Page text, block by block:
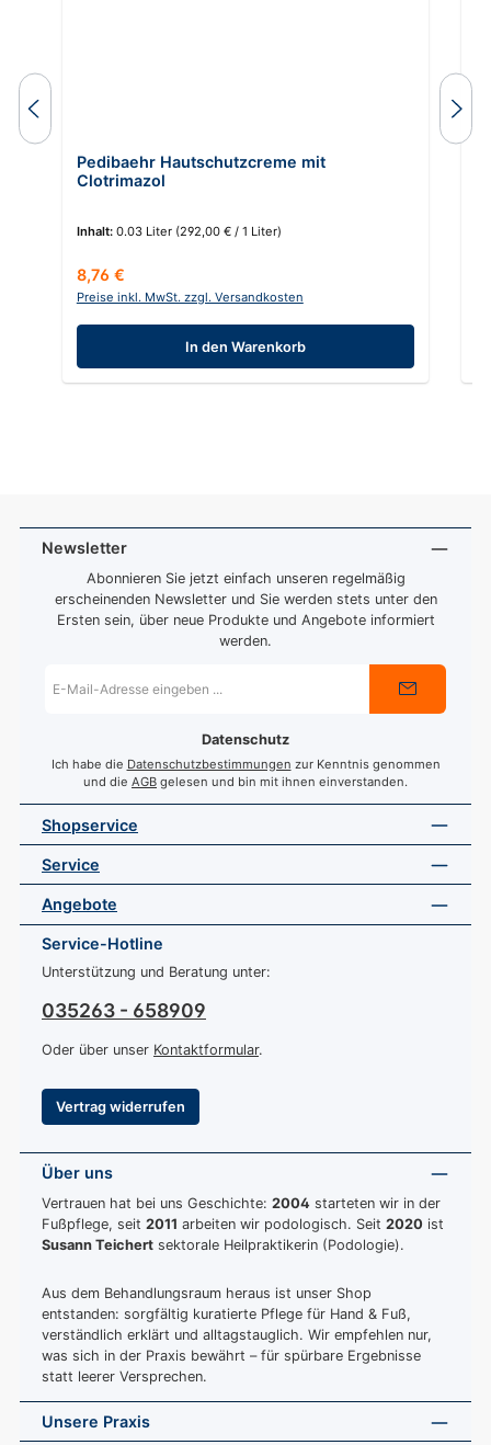
Pedibaehr Hautschutzcreme mit
Clotrimazol
Inhalt: 0.03 Liter (292,00 € / 1 Liter)
Regulärer Preis:
8,76 €
Preise inkl. MwSt. zzgl. Versandkosten
In den Warenkorb
Newsletter
Abonnieren Sie jetzt einfach unseren regelmäßig
erscheinenden Newsletter und Sie werden stets unter den
Ersten sein, über neue Produkte und Angebote informiert
werden.
Mail-
Datenschutz
Ich habe die Datenschutzbestimmungen zur Kenntnis genommen
und die AGB gelesen und bin mit ihnen einverstanden.
Shopservice
Service
Angebote
Service-Hotline
Unterstützung und Beratung unter:
035263 - 658909
Oder über unser Kontaktformular.
Vertrag widerrufen
Über uns
Vertrauen hat bei uns Geschichte: 2004 starteten wir in der
Fußpflege, seit 2011 arbeiten wir podologisch. Seit 2020 ist
Susann Teichert sektorale Heilpraktikerin (Podologie).
Aus dem Behandlungsraum heraus ist unser Shop
entstanden: sorgfältig kuratierte Pflege für Hand & Fuß,
verständlich erklärt und alltagstauglich. Wir empfehlen nur,
was sich in der Praxis bewährt – für spürbare Ergebnisse
statt leerer Versprechen.
Unsere Praxis